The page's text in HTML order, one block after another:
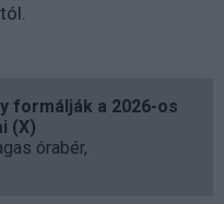
formálják a 2026-os
(X)
órabér,